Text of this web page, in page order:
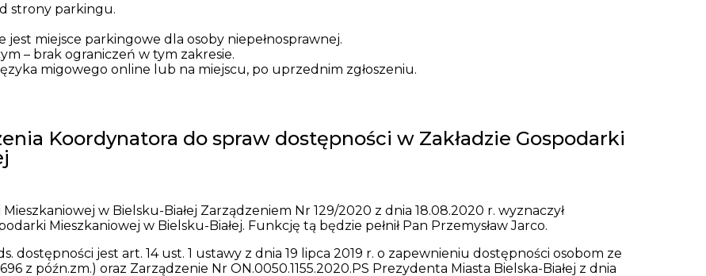
strony parkingu.
miejsce parkingowe dla osoby niepełnosprawnej.
– brak ograniczeń w tym zakresie.
migowego online lub na miejscu, po uprzednim zgłoszeniu.
Koordynatora do spraw dostępności w Zakładzie Gospodarki
w Bielsku-Białej Zarządzeniem Nr 129/2020 z dnia 18.08.2020 r. wyznaczył
Mieszkaniowej w Bielsku-Białej. Funkcję tą będzie pełnił Pan Przemysław Jarco.
dostępności jest art. 14 ust. 1 ustawy z dnia 19 lipca 2019 r. o zapewnieniu dostępności osobom ze
z późn.zm.) oraz Zarządzenie Nr ON.0050.1155.2020.PS Prezydenta Miasta Bielska-Białej z dnia